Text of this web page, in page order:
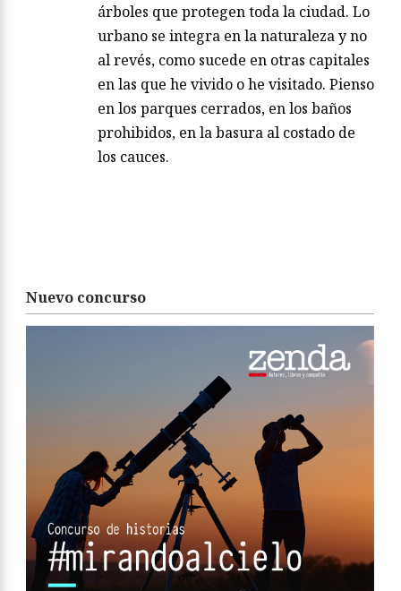
árboles que protegen toda la ciudad. Lo
urbano se integra en la naturaleza y no
al revés, como sucede en otras capitales
en las que he vivido o he visitado. Pienso
en los parques cerrados, en los baños
prohibidos, en la basura al costado de
los cauces.
Nuevo concurso